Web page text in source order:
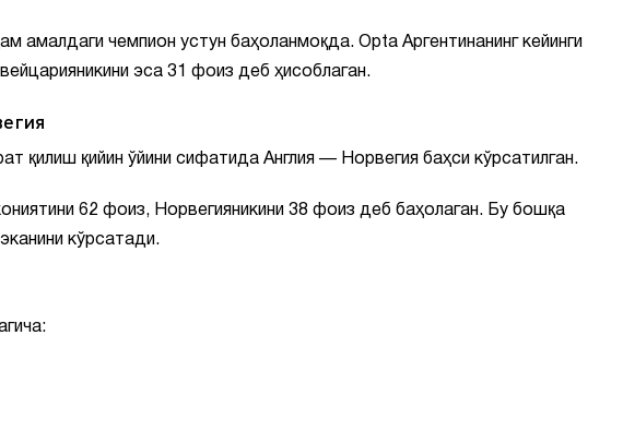
чемпион устун баҳоланмоқда. Opta Аргентинанинг кейинги
эса 31 фоиз деб ҳисоблаган.
қилиш қийин ўйини сифатида Англия — Норвегия баҳси кўрсатилган.
62 фоиз, Норвегияникини 38 фоиз деб баҳолаган. Бу бошқа
кўрсатади.